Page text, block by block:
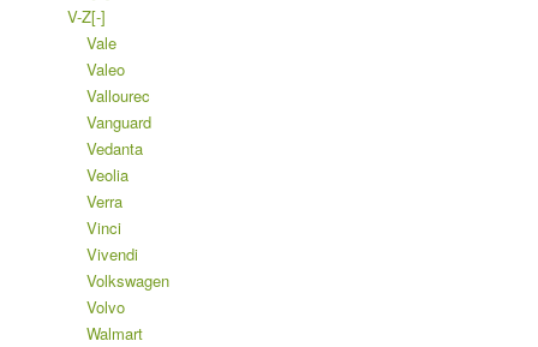
V-Z[-]
Vale
Valeo
Vallourec
Vanguard
Vedanta
Veolia
Verra
Vinci
Vivendi
Volkswagen
Volvo
Walmart